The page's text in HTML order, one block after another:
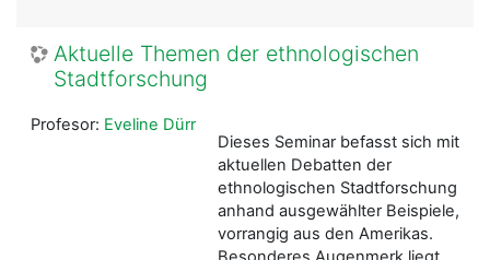
Aktuelle Themen der ethnologischen
Stadtforschung
Dieses Seminar befasst sich mit
aktuellen Debatten der
ethnologischen Stadtforschung
anhand ausgewählter Beispiele,
vorrangig aus den Amerikas.
Profesor: Eveline Dürr